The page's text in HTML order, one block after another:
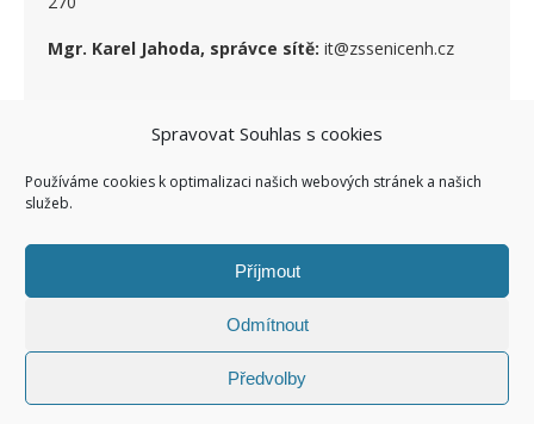
Spravovat Souhlas s cookies
Používáme cookies k optimalizaci našich webových stránek a našich
služeb.
Příjmout
Odmítnout
Předvolby
Mgr. Karel Jahoda, správce sítě: it@zssenicenh.cz
SOCIÁLNÍ SÍTĚ
Šablona od WP Royal